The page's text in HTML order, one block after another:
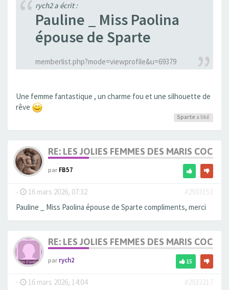
rych2 a écrit :
Pauline _ Miss Paolina
épouse de Sparte
memberlist.php?mode=viewprofile&u=69379
Une femme fantastique , un charme fou et une silhouette de
rêve
Sparte a liké
RE: LES JOLIES FEMMES DES MARIS COCUS
parFB57
- 16 mars 2026, 07:32
#2933153
Pauline _ Miss Paolina épouse de Sparte compliments, merci
RE: LES JOLIES FEMMES DES MARIS COCUS
parrych2 15
- 16 mars 2026, 14:04 #2933217